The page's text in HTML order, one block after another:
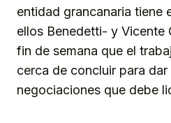
entidad grancanaria tiene
ellos Benedetti- y Vicente
fin de semana que el
cerca de concluir para dar
negociaciones que debe